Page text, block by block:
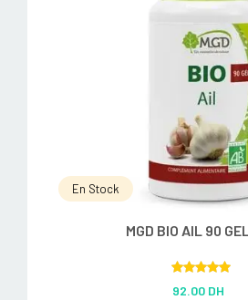
En Stock
MGD BIO AIL 90
out of 5
92.00 DH